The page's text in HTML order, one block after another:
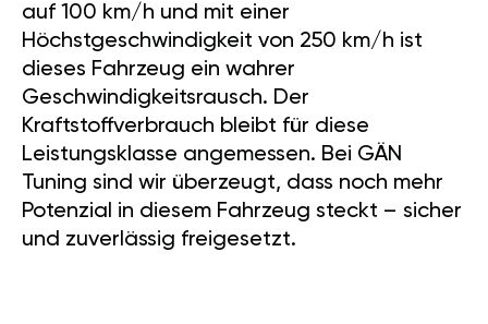
auf 100 km/h und mit einer
Höchstgeschwindigkeit von 250 km/h ist
dieses Fahrzeug ein wahrer
Geschwindigkeitsrausch. Der
Kraftstoffverbrauch bleibt für diese
Leistungsklasse angemessen. Bei GÄN
Tuning sind wir überzeugt, dass noch mehr
Potenzial in diesem Fahrzeug steckt – sicher
und zuverlässig freigesetzt.